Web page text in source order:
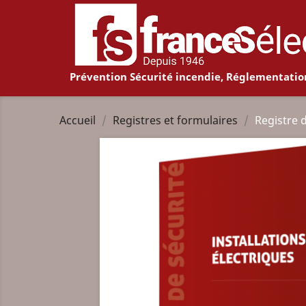
Prévention Sécurité incendie,
Accueil Registres et formulaires Registre